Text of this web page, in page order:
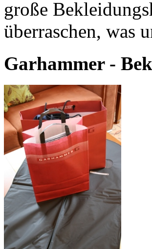
große
überraschen, was
Garhammer -